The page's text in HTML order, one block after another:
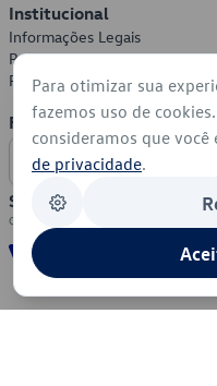
Institucional
Informações Legais
Política de Privacidade
Política de Cookies
Formas de Pagamento
Segurança
Para otimizar sua
fazemos uso de
consideramos que você
de privacidade.